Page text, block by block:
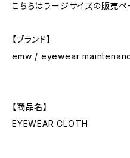
こちらはラージサイズの販売ペ
【ブランド】
emw / eyewear
【商品名】
EYEWEAR CLOTH